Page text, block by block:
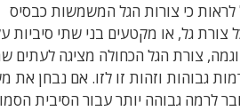
לראות כי צורות הגל המשמשות כבסיס
במקרה זה מוצגות כ-20 סיביות עבור כל צורת גל, או מקטעים בני שתי
צורת הגל הכחולה מציגה לעתים
גבוהות וזהות זו לזו. אם נבחן
לרמה גבוהה יותר עבור הסיבית